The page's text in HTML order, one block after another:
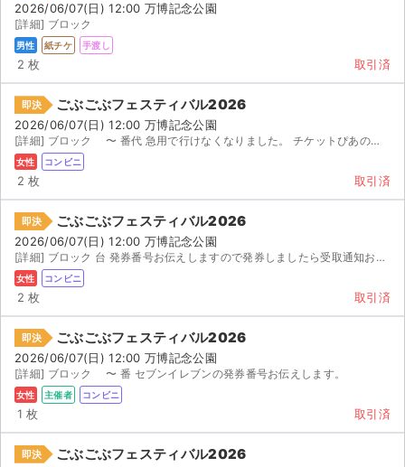
2026/06/07(日) 12:00 万博記念公園
[詳細] ブロック
男性 紙チケ 手渡し
2 枚 取引済
即決 ごぶごぶフェスティバル2026
2026/06/07(日) 12:00 万博記念公園
[詳細] ブロック 〜 番代 急用で行けなくなりました。 チケットぴあの最速先行です。...
女性 コンビニ
2 枚 取引済
即決 ごぶごぶフェスティバル2026
2026/06/07(日) 12:00 万博記念公園
[詳細] ブロック 台 発券番号お伝えしますので発券しましたら受取通知お願いします
女性 コンビニ
2 枚 取引済
即決 ごぶごぶフェスティバル2026
2026/06/07(日) 12:00 万博記念公園
[詳細] ブロック 〜 番 セブンイレブンの発券番号お伝えします。
女性 主催者 コンビニ
1 枚 取引済
即決 ごぶごぶフェスティバル2026